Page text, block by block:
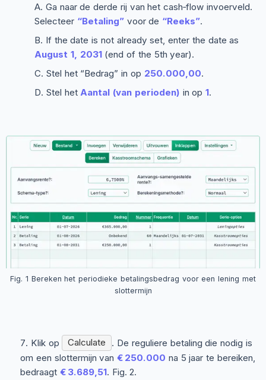
Ga naar de derde rij van het cash‑flow invoerveld.
Selecteer “Betaling”voor de “Reeks”.
If the date is not already set, enter the date as
August 1, 2031(end of the 5th year).
Stel het “Bedrag” in op 250.000,00.
Stel hetAantal (van perioden) in op1.
Fig. 1 Bereken het periodieke betalingsbedrag voor een lening met
slottermijn
Klik op Calculate
. De reguliere betaling die nodig is
om een slottermijn van€ 250.000 na 5 jaar te bereiken,
bedraagt € 3.689,51. Fig. 2.